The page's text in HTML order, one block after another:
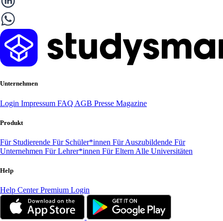
Unternehmen
Login Impressum FAQ AGB Presse Magazine
Produkt
Für Studierende Für Schüler*innen Für Auszubildende Für
Unternehmen Für Lehrer*innen Für Eltern Alle Universitäten
Help
Help CenterPremium Login